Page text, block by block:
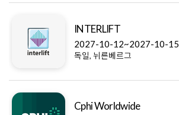
INTERLIFT
2027-10-12~2027-10-15
독일, 뉘른베르그
Cphi Worldwide